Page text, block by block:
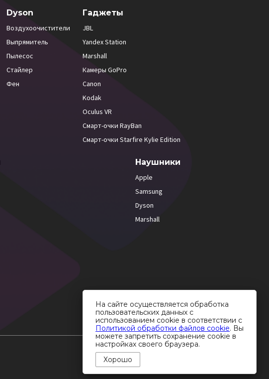
Dyson
Воздухоочистители
Выпрямитель
Пылесос
Стайлер
Фен
Гаджеты
JBL
Yandex Station
Marshall
Камеры GoPro
Canon
Kodak
Oculus VR
Смарт-очки RayBan
Смарт-очки Starfire Kylie Edition
Наушники
Apple
Samsung
Dyson
Marshall
На сайте осуществляется обработка
пользовательских данных с
использованием cookie в соответствии с
Политикой обработки файлов cookie. Вы
можете запретить сохранение cookie в
настройках своего браузера.
Хорошо